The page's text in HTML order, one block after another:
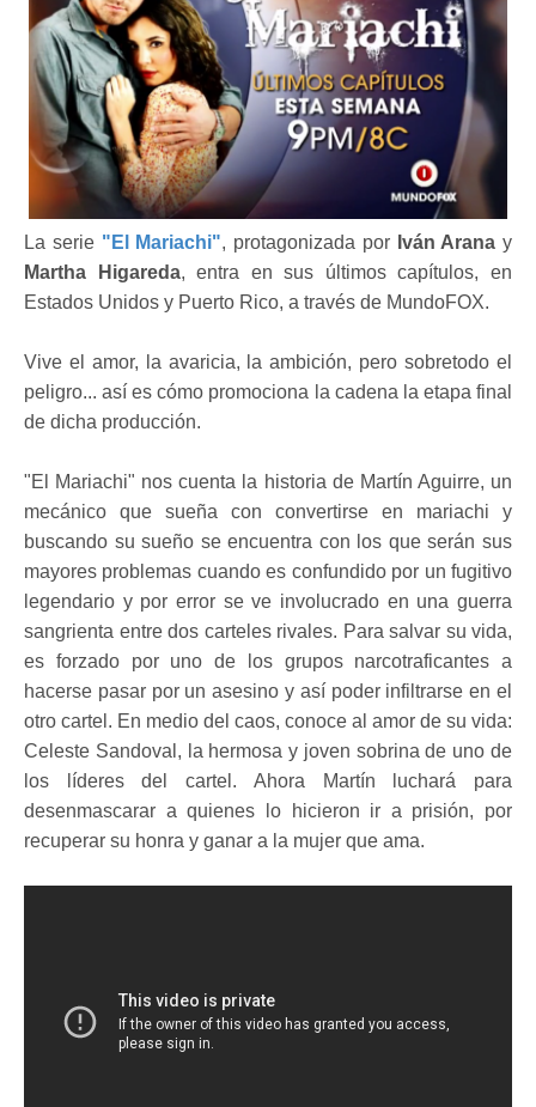
La serie "El Mariachi", protagonizada por Iván Arana y
Martha Higareda, entra en sus últimos capítulos, en
Estados Unidos y Puerto Rico, a través de MundoFOX.
Vive el amor, la avaricia, la ambición, pero sobretodo el
peligro... así es cómo promociona la cadena la etapa final
de dicha producción.
"El Mariachi" nos cuenta la historia de Martín Aguirre, un
mecánico que sueña con convertirse en mariachi y
buscando su sueño se encuentra con los que serán sus
mayores problemas cuando es confundido por un fugitivo
legendario y por error se ve involucrado en una guerra
sangrienta entre dos carteles rivales. Para salvar su vida,
es forzado por uno de los grupos narcotraficantes a
hacerse pasar por un asesino y así poder infiltrarse en el
otro cartel. En medio del caos, conoce al amor de su vida:
Celeste Sandoval, la hermosa y joven sobrina de uno de
los líderes del cartel. Ahora Martín luchará para
desenmascarar a quienes lo hicieron ir a prisión, por
recuperar su honra y ganar a la mujer que ama.